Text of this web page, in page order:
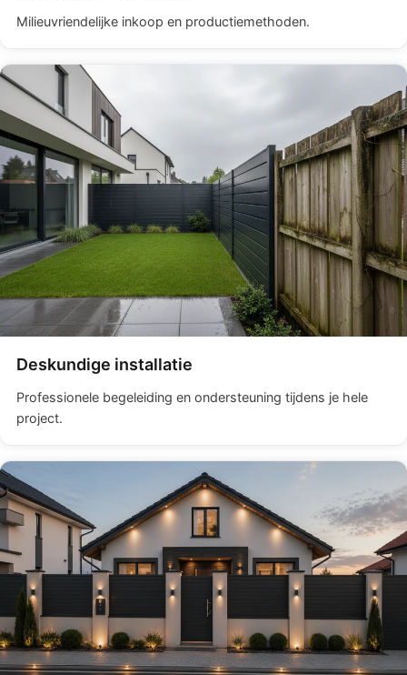
Milieuvriendelijke inkoop en productiemethoden.
Deskundige installatie
Professionele begeleiding en ondersteuning tijdens je hele
project.